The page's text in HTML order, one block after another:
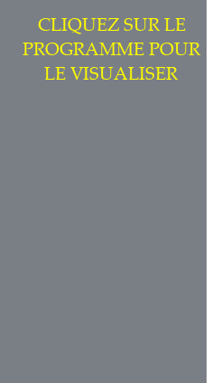
CLIQUEZ SUR LE
PROGRAMME POUR
LE VISUALISER